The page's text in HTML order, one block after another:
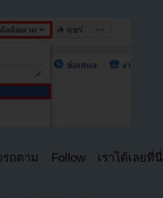
รถตาม Follow เราได้เลยที่นี่